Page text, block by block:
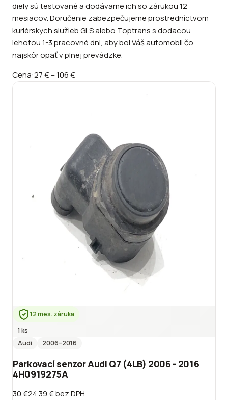
diely sú testované a dodávame ich so zárukou 12
mesiacov. Doručenie zabezpečujeme prostredníctvom
kuriérskych služieb GLS alebo Toptrans s dodacou
lehotou 1-3 pracovné dni, aby bol Váš automobil čo
najskôr opäť v plnej prevádzke.
Cena:27 €–106 €
12 mes. záruka
1 ks
Audi
2006–2016
Parkovací senzor Audi Q7 (4LB) 2006 - 2016
4H0919275A
30 €24.39 €bez DPH